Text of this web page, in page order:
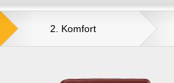
2. Komfort